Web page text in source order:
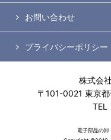
お問い合わせ
プライバシーポリシー
株式会
〒101-0021 東京
TEL
電子部品の